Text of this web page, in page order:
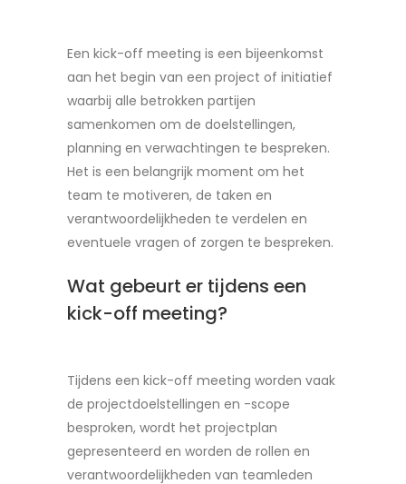
Een kick-off meeting is een bijeenkomst
aan het begin van een project of initiatief
waarbij alle betrokken partijen
samenkomen om de doelstellingen,
planning en verwachtingen te bespreken.
Het is een belangrijk moment om het
team te motiveren, de taken en
verantwoordelijkheden te verdelen en
eventuele vragen of zorgen te bespreken.
Wat gebeurt er tijdens een
kick-off meeting?
Tijdens een kick-off meeting worden vaak
de projectdoelstellingen en -scope
besproken, wordt het projectplan
gepresenteerd en worden de rollen en
verantwoordelijkheden van teamleden